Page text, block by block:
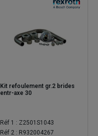
Kit refoulement gr.2 brides
entr-axe 30
Réf 1 : Z2501S1043
Réf 2 : R932004267